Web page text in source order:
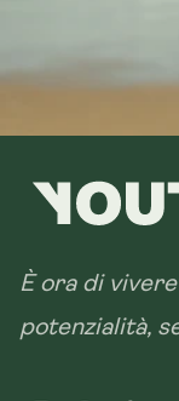
È ora di
potenzialità,